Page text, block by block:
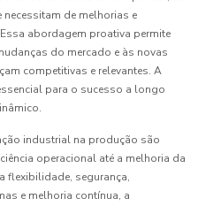
de melhorias e
abordagem proativa permite
do mercado e às novas
competitivas e relevantes. A
para o sucesso a longo
industrial na produção são
operacional até a melhoria da
flexibilidade, segurança,
e melhoria contínua, a